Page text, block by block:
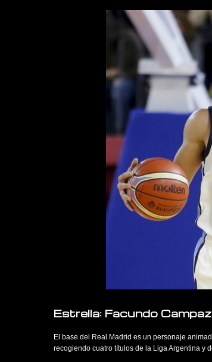
Estrella: Facundo
El base del Real Madrid es un personaje
recogiendo cuatro títulos de la Liga Argentina y